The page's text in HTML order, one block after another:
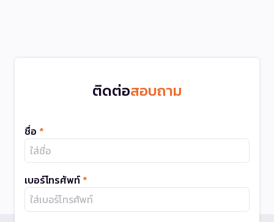
ติดต่อสอบถาม
ชื่อ *
เบอร์โทรศัพท์ *